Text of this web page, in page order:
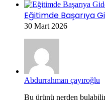
Eğitimde Başarıya
30 Mart 2026
Abdurrahman çayıroğlu
Bu ürünü nerden